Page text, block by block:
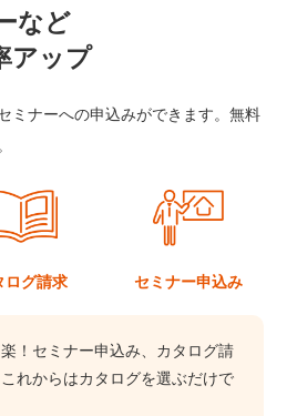
など
アップ
ミナーへの申込みができます。無料
ログ請求 セミナー申込み
！セミナー申込み、カタログ請
れからはカタログを選ぶだけで